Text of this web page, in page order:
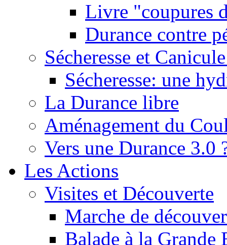
Livre "coupures
Durance contre
Sécheresse et
Sécheresse: une
La Durance libre
Aménagement du
Vers une Durance 3.0
Les Actions
Visites et Découverte
Marche de
Balade à la Grande